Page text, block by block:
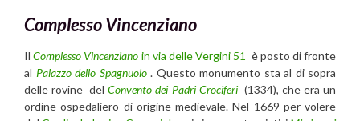
Complesso Vincenziano
IlComplesso Vincenziano in via delle Vergini 51 è posto di fronte
al Palazzo dello Spagnuolo. Questo monumento sta al di sopra
delle rovine delConvento dei Padri Crociferi(1334), che era un
ordine ospedaliero di origine medievale. Nel 1669 per volere